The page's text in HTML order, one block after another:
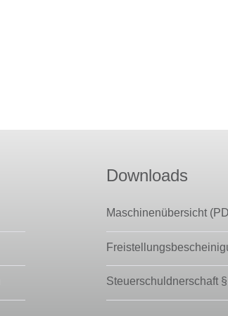
Downloads
Maschinenübersicht
Steuerschuldnerschaft